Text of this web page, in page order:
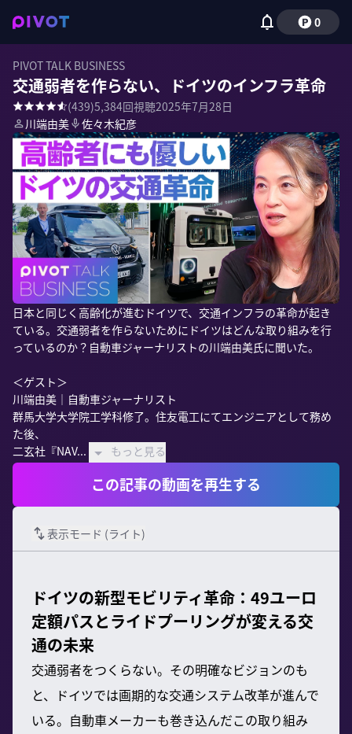
0
PIVOT TALK BUSINESS
交通弱者を作らない、ドイツのインフラ革命
(439)5,384回視聴2025年7月28日
川端由美
佐々木紀彦
日本と同じく高齢化が進むドイツで、交通インフラの革命が起き
ている。交通弱者を作らないためにドイツはどんな取り組みを行
っているのか？自動車ジャーナリストの川端由美氏に聞いた。
＜ゲスト＞
川端由美｜自動車ジャーナリスト
群馬大学大学院工学科修了。住友電工にてエンジニアとして務め
た後、
二玄社『NAV...
もっと見る
この記事の動画を再生する
表示モード (ライト)
ドイツの新型モビリティ革命：49ユーロ
定額パスとライドプーリングが変える交
通の未来
交通弱者をつくらない。その明確なビジョンのも
と、ドイツでは画期的な交通システム改革が進んで
いる。自動車メーカーも巻き込んだこの取り組み